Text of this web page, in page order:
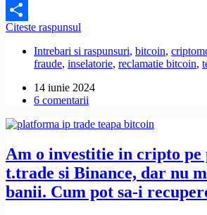
Facebook
Partajează
Citeste raspunsul
Wallet
este
inselaciune?
Intrebari si raspunsuri, bitcoin,
fraude, inselatorie, reclamatie bitcoin,
14 iunie 2024
6 comentarii
Am o investitie in cripto
t.trade si Binance, dar nu
banii. Cum pot sa-i